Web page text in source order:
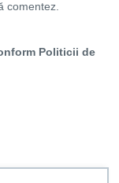
comentez.
Politicii de